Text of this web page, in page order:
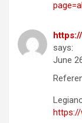
says:
June
https://